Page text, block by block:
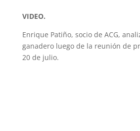
VIDEO.
Enrique Patiño, socio de ACG,
ganadero luego de la reunión de
20 de julio.